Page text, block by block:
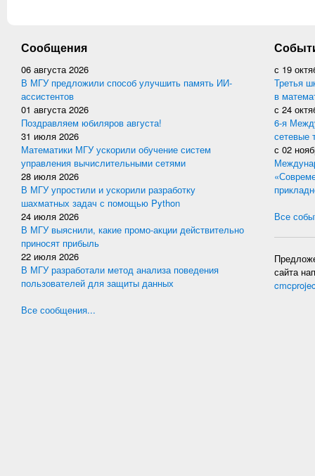
Сообщения
06 августа 2026
В МГУ предложили способ улучшить память ИИ-
ассистентов
01 августа 2026
Поздравляем юбиляров августа!
31 июля 2026
Математики МГУ ускорили обучение систем
управления вычислительными сетями
28 июля 2026
В МГУ упростили и ускорили разработку
шахматных задач с помощью Python
24 июля 2026
В МГУ выяснили, какие промо-акции действительно
приносят прибыль
22 июля 2026
В МГУ разработали метод анализа поведения
пользователей для защиты данных
Все сообщения...
с 19
Третья
в
с 24
6-я
сетевые
с 02
Все
сайта